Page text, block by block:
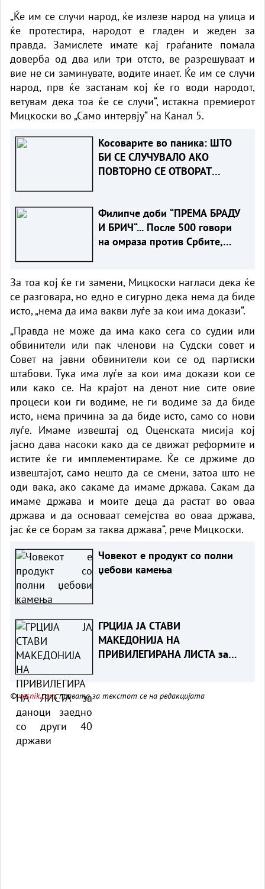
„Ќе им се случи народ, ќе излезе народ на улица и
ќе протестира, народот е гладен и жеден за
правда. Замислете имате кај граѓаните помала
доверба од два или три отсто, ве разрешуваат и
вие не си заминувате, водите инает. Ќе им се случи
народ, прв ќе застанам кој ќе го води народот,
ветувам дека тоа ќе се случи“, истакна премиерот
Мицкоски во „Само интервју“ на Канал 5.
Косоварите во паника: ШТО
БИ СЕ СЛУЧУВАЛО АКО
ПОВТОРНО СЕ ОТВОРАТ
Филипче доби “ПРЕМА БРАДУ
И БРИЧ“... После 500 говори
на омраза против Србите,
За тоа кој ќе ги замени, Мицкоски нагласи дека ќе
се разговара, но едно е сигурно дека нема да биде
исто, „нема да има вакви луѓе за кои има докази“.
„Правда не може да има како сега со судии или
обвинители или пак членови на Судски совет и
Совет на јавни обвинители кои се од партиски
штабови. Тука има луѓе за кои има докази кои се
или како се. На крајот на денот ние сите овие
процеси кои ги водиме, не ги водиме за да биде
исто, нема причина за да биде исто, само со нови
луѓе. Имаме извештај од Оценската мисија кој
јасно дава насоки како да се движат реформите и
истите ќе ги имплементираме. Ќе се држиме до
извештајот, само нешто да се смени, затоа што не
оди вака, ако сакаме да имаме држава. Сакам да
имаме држава и моите деца да растат во оваа
држава и да основаат семејства во оваа држава,
јас ќе се борам за таква држава“, рече Мицкоски.
Човекот е продукт со полни
џебови камења
ГРЦИЈА ЈА СТАВИ
МАКЕДОНИЈА НА
ПРИВИЛЕГИРАНА ЛИСТА за
©vesnik.com, правата за текстот се на редакцијата